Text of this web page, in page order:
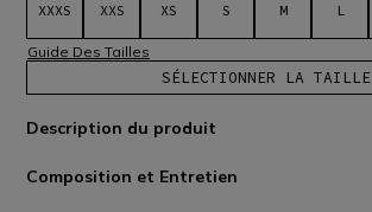
XXXS XXS XS S M L
Guide Des Tailles
SÉLECTIONNER LA TAILLE
Description du produit
Composition et Entretien